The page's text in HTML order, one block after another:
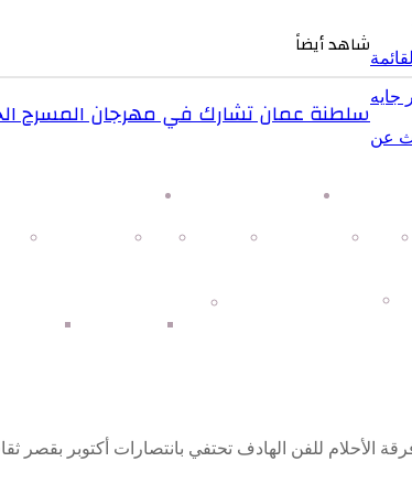
القائمة
عن
نجوم مصر
سياسة شؤون خارجية محافظات رياضة اخبار السعودية
مؤسسات ومجتمع مدني
اسعار العملات
الأحلام للفن الهادف تحتفي بانتصارات أكتوبر بقصر
شاهد أيضاً
سلطنة عمان تشارك في مهرجان المسرح